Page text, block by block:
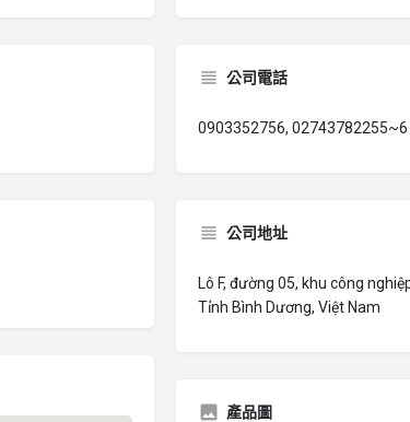
公司電話
0903352756, 02743782255~6
公司地址
Lô F, đường 05, khu công
Tỉnh Bình Dương, Việt Nam
產品圖